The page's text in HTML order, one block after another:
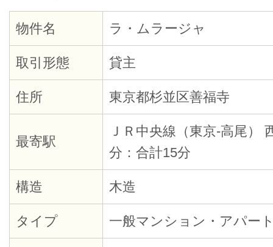
物件名 ラ・ムラージャ
取引形態 貸主
住所 東京都杉並区善福寺
最寄駅
ＪＲ中央線（東京-高尾）
分：合計15分
構造 木造
タイプ 一般マンション・アパー